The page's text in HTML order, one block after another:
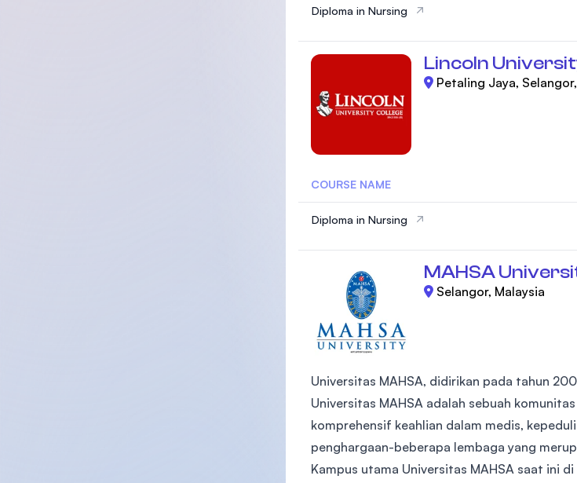
Diploma in Nursing
Lincoln
Petaling Jaya,
COURSE NAME
Diploma in Nursing
MAHSA
Selangor, Malaysia
Universitas MAHSA, didirikan pada tahun
Universitas MAHSA adalah sebuah
komprehensif keahlian dalam medis,
penghargaan-beberapa lembaga yang
Kampus utama Universitas MAHSA saat ini